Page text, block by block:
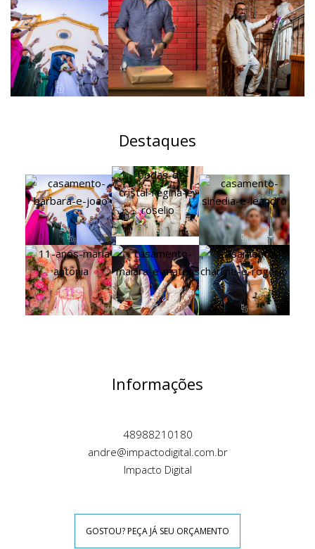
Destaques
Informações
48988210180
andre@impactodigital.com.br
Impacto Digital
GOSTOU? PEÇA JÁ SEU ORÇAMENTO